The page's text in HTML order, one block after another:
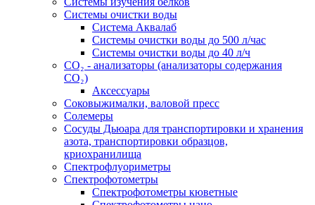
Системы очистки воды
Система Аквалаб
Системы очистки воды до 500 л/час
Системы очистки воды до 40 л/ч
СО₂ - анализаторы (анализаторы содержания
СО₂)
Аксессуары
Соковыжималки, валовой пресс
Солемеры
Сосуды Дьюара для транспортировки и хранения
азота, транспортировки образцов,
криохранилища
Спектрофлуориметры
Спектрофотометры
Спектрофотометры кюветные